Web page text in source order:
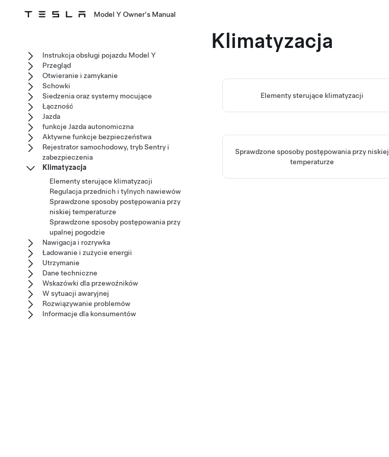
Model Y Owner's Manual
Klimatyzacja
Elementy sterujące klimatyzacji
Sprawdzone sposoby postępowania przy niskiej
temperaturze
Instrukcja obsługi pojazdu Model Y
Przegląd
Otwieranie i zamykanie
Schowki
Siedzenia oraz systemy mocujące
Łączność
Jazda
funkcje Jazda autonomiczna
Aktywne funkcje bezpieczeństwa
Rejestrator samochodowy, tryb Sentry i
zabezpieczenia
Klimatyzacja
Elementy sterujące klimatyzacji
Regulacja przednich i tylnych nawiewów
Sprawdzone sposoby postępowania przy
niskiej temperaturze
Sprawdzone sposoby postępowania przy
upalnej pogodzie
Nawigacja i rozrywka
Ładowanie i zużycie energii
Utrzymanie
Dane techniczne
Wskazówki dla przewoźników
W sytuacji awaryjnej
Rozwiązywanie problemów
Informacje dla konsumentów